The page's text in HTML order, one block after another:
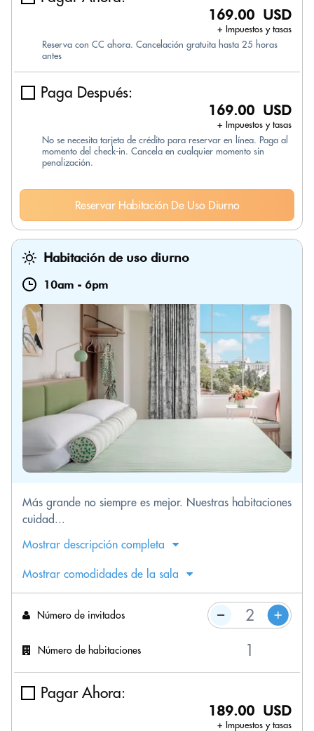
169.00 USD
+ Impuestos y tasas
Reserva con CC ahora. Cancelación gratuita hasta 25 horas
antes
Paga Después:
169.00 USD
+ Impuestos y tasas
No se necesita tarjeta de crédito para reservar en línea. Paga al
momento del check-in. Cancela en cualquier momento sin
penalización.
Reservar Habitación De Uso Diurno
Habitación de uso diurno
10am - 6pm
Más grande no siempre es mejor. Nuestras habitaciones
cuidad...
Mostrar descripción completa
Mostrar comodidades de la sala
Número de invitados
Número de habitaciones
Pagar Ahora:
189.00 USD
+ Impuestos y tasas